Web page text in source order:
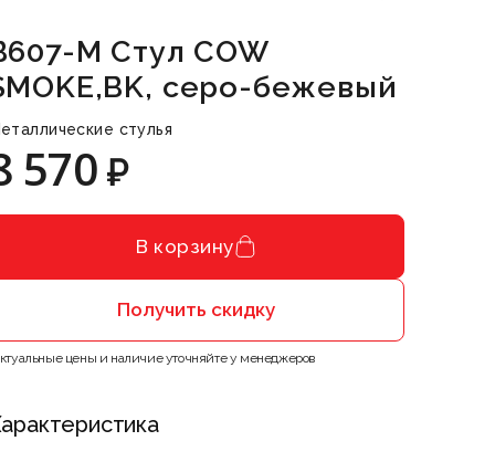
M Стул COW
серо-бежевый
стулья
570 ₽
В корзину
Получить скидку
цены и наличие уточняйте у менеджеров